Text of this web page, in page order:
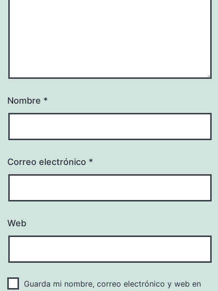
Nombre *
Correo electrónico *
Web
Guarda mi nombre, correo electrónico y web en